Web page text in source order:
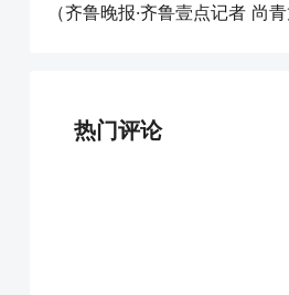
（齐鲁晚报·齐鲁壹点记者 尚青
热门评论